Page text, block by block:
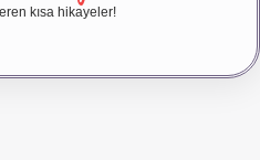
kısa hikayeler!